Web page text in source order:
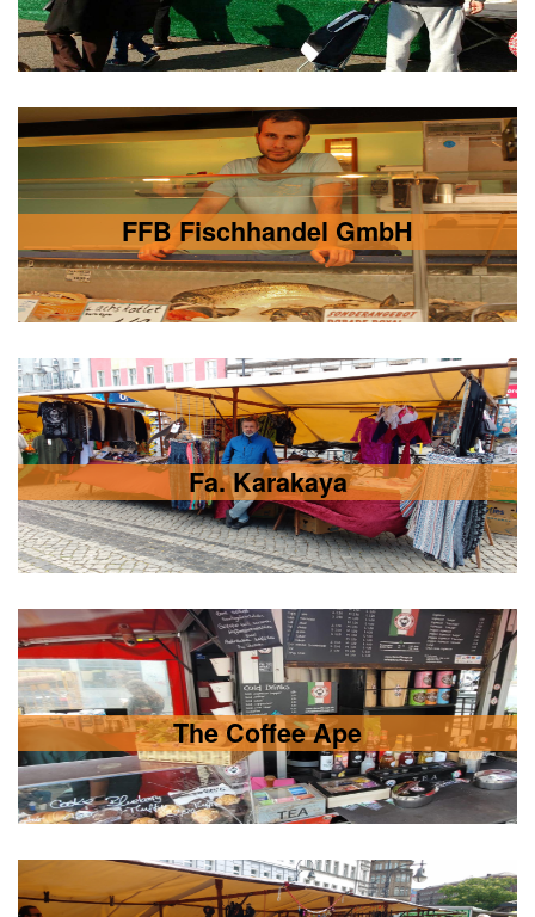
FFB Fischhandel GmbH
Fa. Karakaya
The Coffee Ape